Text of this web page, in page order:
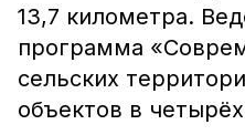
13,7 километра.
программа
сельских
объектов в